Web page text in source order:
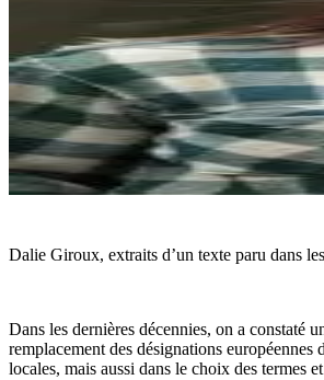
Dalie Giroux, extraits d’un texte paru dans
Dans les dernières décennies, on a constaté
remplacement des désignations
locales, mais aussi dans le choix des termes